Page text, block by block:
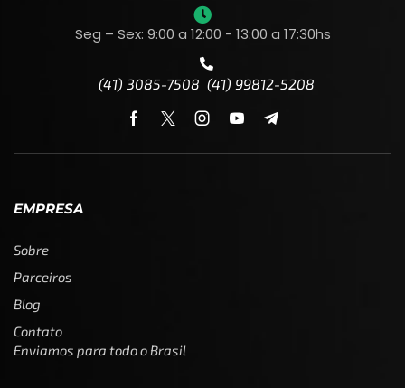
Seg – Sex: 9:00 a 12:00 - 13:00 a 17:30hs
(41) 3085-7508 (41) 99812-5208
EMPRESA
Sobre
Parceiros
Blog
Contato
Enviamos para todo o Brasil